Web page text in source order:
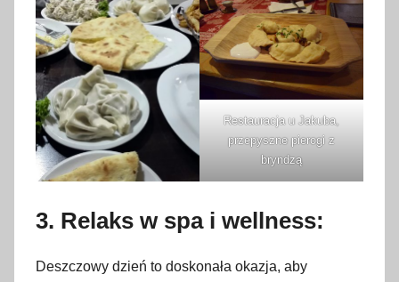
Restauracja u Jakuba,
przepyszne pierogi z
bryndzą
3. Relaks w spa i wellness:
Deszczowy dzień to doskonała okazja, aby